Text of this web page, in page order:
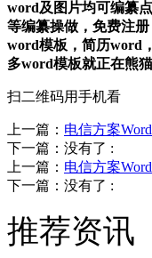
word及图片均可编纂
等编纂操做，免费注
word模板，简历word
多word模板就正在熊猫
扫二维码用手机看
上一篇： 电信方案
下一篇：没有了 :
上一篇： 电信方案
下一篇：没有了 :
推荐资讯